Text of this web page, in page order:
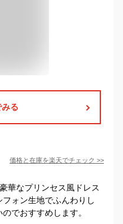
る
価格と在庫を楽天でチェック >>
華なプリンセス風ドレス
ォン生地でふんわりし
でおすすめします。